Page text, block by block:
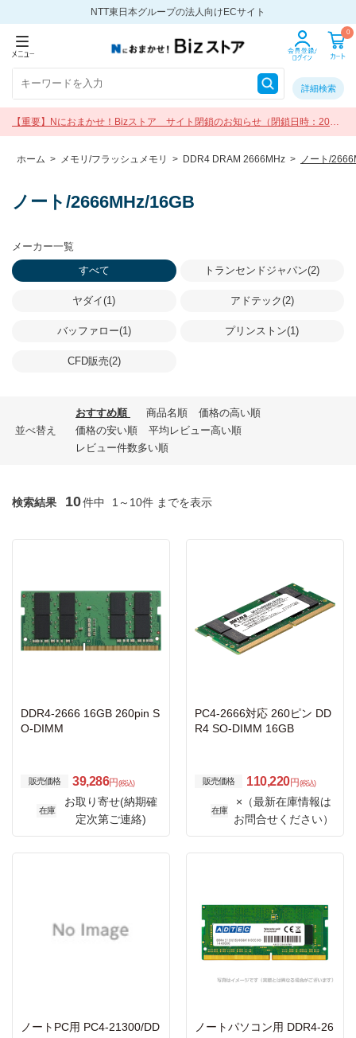
NTT東日本グループの法人向けECサイト
0
詳細検索
【重要】Nにおまかせ！Bizストア サイト閉鎖のお知らせ（閉鎖日時：2026
年9月30日 17:00）
ホーム > メモリ/フラッシュメモリ > DDR4 DRAM 2666MHz > ノート/
ノート/2666MHz/16GB
メーカー一覧
すべて
トランセンドジャパン(2)
ヤダイ(1) アドテック(2)
バッファロー(1) プリンストン(1)
CFD販売(2)
並べ替え
おすすめ順 商品名順
価格の高い順
価格の安い順
平均レビュー高い順
レビュー件数多い順
検索結果 10件中 1～10件 までを表示
DDR4-2666 16GB 260pin S
O-DIMM
販売価格 39,286円 (税込)
在庫
お取り寄せ(納期確
定次第ご連絡)
PC4-2666対応 260ピン DD
R4 SO-DIMM 16GB
販売価格 110,220円 (税込)
在庫
×（最新在庫情報は
お問合せください）
ノートPC用 PC4-21300/DD
ノートパソコン用 DDR4-26